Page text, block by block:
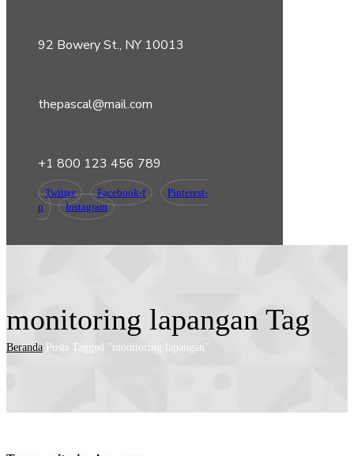
92 Bowery St., NY 10013
thepascal@mail.com
+1 800 123 456 789
Twitter Facebook-f
Pinterest-
p
Instagram
monitoring lapangan Tag
Beranda Posts Tagged "monitoring lapangan"